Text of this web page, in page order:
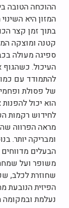
ההוכחה הטובה
המזון היא
בתוך זמן קצר
קטנה ומוצקה
ספיגה מעולה
העיכול. כשהגוף
להתמודד עם
של פסולת
הוא יכול
לחידוש רקמות
מראה הפרווה
ומבריקה יותר.
הבעלים
משופר ועל
שחוזרת לכלב,
הפיזית הנובעת
נעלמת ובמקומה